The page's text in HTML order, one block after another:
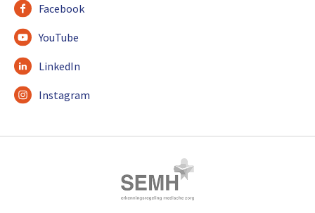
Facebook
YouTube
LinkedIn
Instagram